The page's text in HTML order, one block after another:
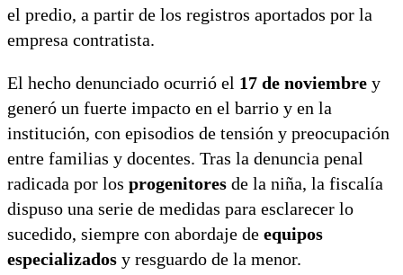
el predio, a partir de los registros aportados por la
empresa contratista.
El hecho denunciado ocurrió el 17 de noviembre y
generó un fuerte impacto en el barrio y en la
institución, con episodios de tensión y preocupación
entre familias y docentes. Tras la denuncia penal
radicada por los progenitores de la niña, la fiscalía
dispuso una serie de medidas para esclarecer lo
sucedido, siempre con abordaje de equipos
especializados y resguardo de la menor.